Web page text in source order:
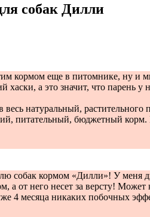
собак Дилли
кормом еще в питомнике, ну и
хаски, а это значит, что парень
натуральный,
питательный, бюджетный корм.
собак кормом «Дилли»! У меня
а от него несет за версту!
4 месяца никаких побочных